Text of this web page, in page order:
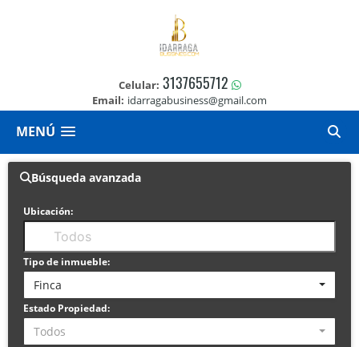
Celular: 3137655712
Email: idarragabusiness@gmail.com
MENÚ
Búsqueda avanzada
Ubicación:
Tipo de inmueble:
Finca
Estado Propiedad:
Todos